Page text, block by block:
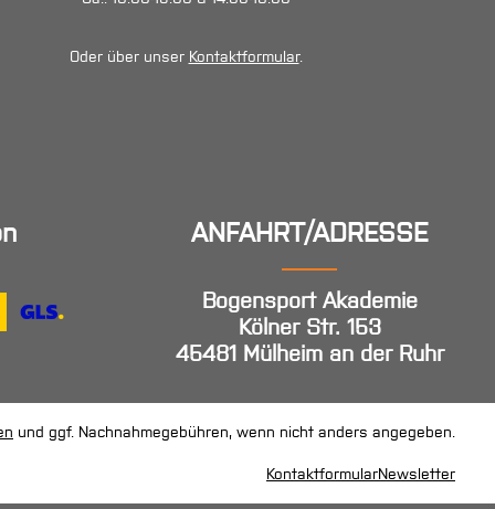
Oder über unser Kontaktformular.
ANFAHRT/ADRESSE
Bogensport Akademie
Kölner Str. 153
45481 Mülheim an der Ruhr
und ggf. Nachnahmegebühren, wenn nicht anders angegeben.
KontaktformularNewsletter